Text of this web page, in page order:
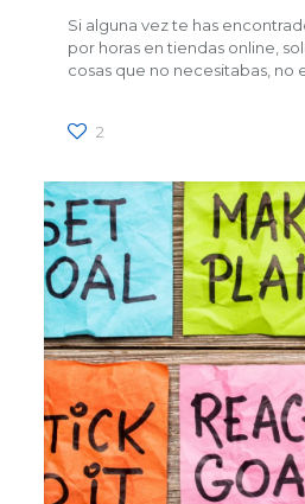
Si alguna vez te has
por horas en tiendas online,
cosas que no necesitabas, no
2